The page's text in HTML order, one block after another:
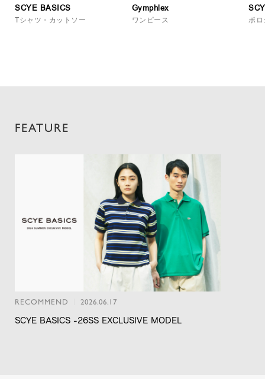
SCYE BASICS
Tシャツ・カットソー
Gymphlex
ワンピース ポ
FEATURE
RECOMMEND 2026.06.17
SCYE BASICS -26SS EXCLUSIVE MODEL